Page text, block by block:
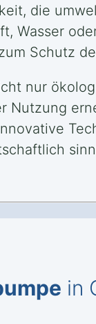
die
Wasser
Schutz
nur
in